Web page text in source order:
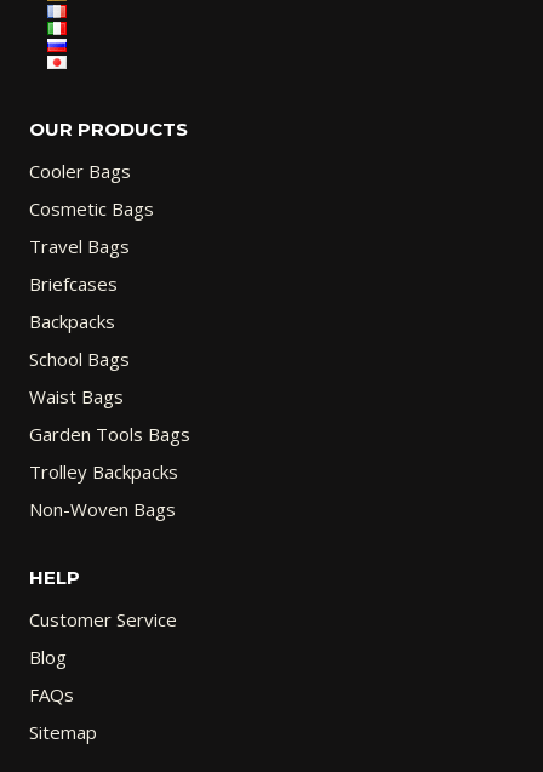
OUR PRODUCTS
Cooler Bags
Cosmetic Bags
Travel Bags
Briefcases
Backpacks
School Bags
Waist Bags
Garden Tools Bags
Trolley Backpacks
Non-Woven Bags
HELP
Customer Service
Blog
FAQs
Sitemap